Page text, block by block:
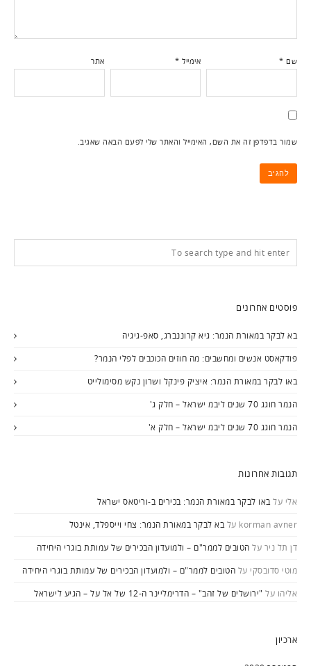
שם * אימייל * אתר
שמור בדפדפן זה את השם, האימייל והאתר שלי לפעם הבאה שאגיב.
פוסטים אחרונים
בא לבקר במאורת הנמר: גיא קרוננברג, סאפ-גיגיה
פודקאסט אנשים ומחשבים: מה חוזים הכוכבים לפלי הנמר?
באו לבקר במאורת הנמר: איציק פינקל ושרון נקש מסימולייט
הנמר חוגג 70 שנים ליבמ ישראל – חלק ג'
הנמר חוגג 70 שנים ליבמ ישראל – חלק א'
תגובות אחרונות
אלי עלבאו לבקר במאורת הנמר: בכירים ב-וריטאס ישראל
korman avner עלבא לבקר במאורת הנמר: צחי וייספלד, אינטל
דן תל ניר על הטובים לממר"ם – ולמועדון הבכירים של עמותת בוגרי היחידה
מוטי סדובסקי על הטובים לממר"ם – ולמועדון הבכירים של עמותת בוגרי היחידה
אליהו על "ירושלים של זהב" – הדרימליינר ה-12 של אל על – הגיע לישראל
ארכיון